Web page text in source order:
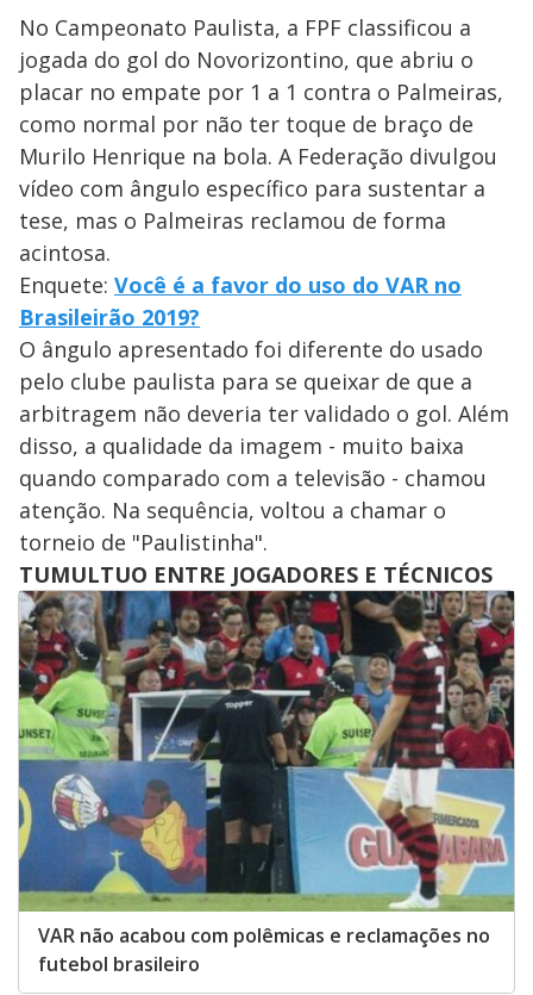
No Campeonato Paulista, a FPF classificou a
jogada do gol do Novorizontino, que abriu o
placar no empate por 1 a 1 contra o Palmeiras,
como normal por não ter toque de braço de
Murilo Henrique na bola. A Federação divulgou
vídeo com ângulo específico para sustentar a
tese, mas o Palmeiras reclamou de forma
acintosa.
Enquete: Você é a favor do uso do VAR no
Brasileirão 2019?
O ângulo apresentado foi diferente do usado
pelo clube paulista para se queixar de que a
arbitragem não deveria ter validado o gol. Além
disso, a qualidade da imagem - muito baixa
quando comparado com a televisão - chamou
atenção. Na sequência, voltou a chamar o
torneio de "Paulistinha".
TUMULTUO ENTRE JOGADORES E TÉCNICOS
VAR não acabou com polêmicas e reclamações no
futebol brasileiro